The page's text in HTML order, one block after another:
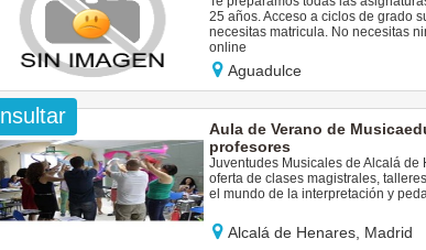
25 años. Acceso a ciclos de grado
necesitas matricula. No necesitas
online
Aguadulce
Aula de Verano de
profesores
Juventudes Musicales de Alcalá de
oferta de clases magistrales,
el mundo de la interpretación y
Alcalá de Henares, Madrid